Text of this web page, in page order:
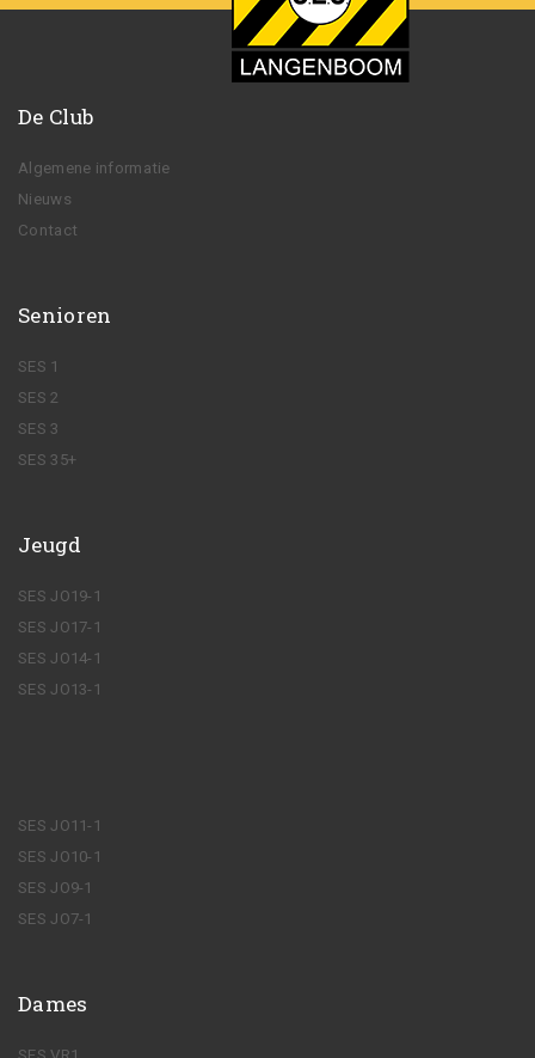
De Club
Algemene informatie
Nieuws
Contact
Senioren
SES 1
SES 2
SES 3
SES 35+
Jeugd
SES JO19-1
SES JO17-1
SES JO14-1
SES JO13-1
SES JO11-1
SES JO10-1
SES JO9-1
SES JO7-1
Dames